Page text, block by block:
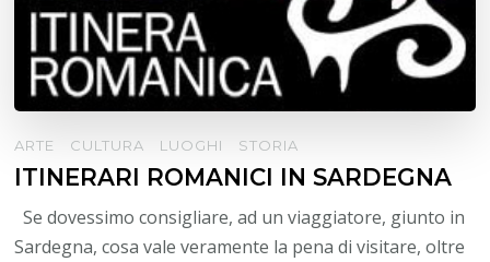
ARTE CULTURA LUOGHI STORIA
ITINERARI ROMANICI IN SARDEGNA
Se dovessimo consigliare, ad un viaggiatore, giunto in
Sardegna, cosa vale veramente la pena di visitare, oltre